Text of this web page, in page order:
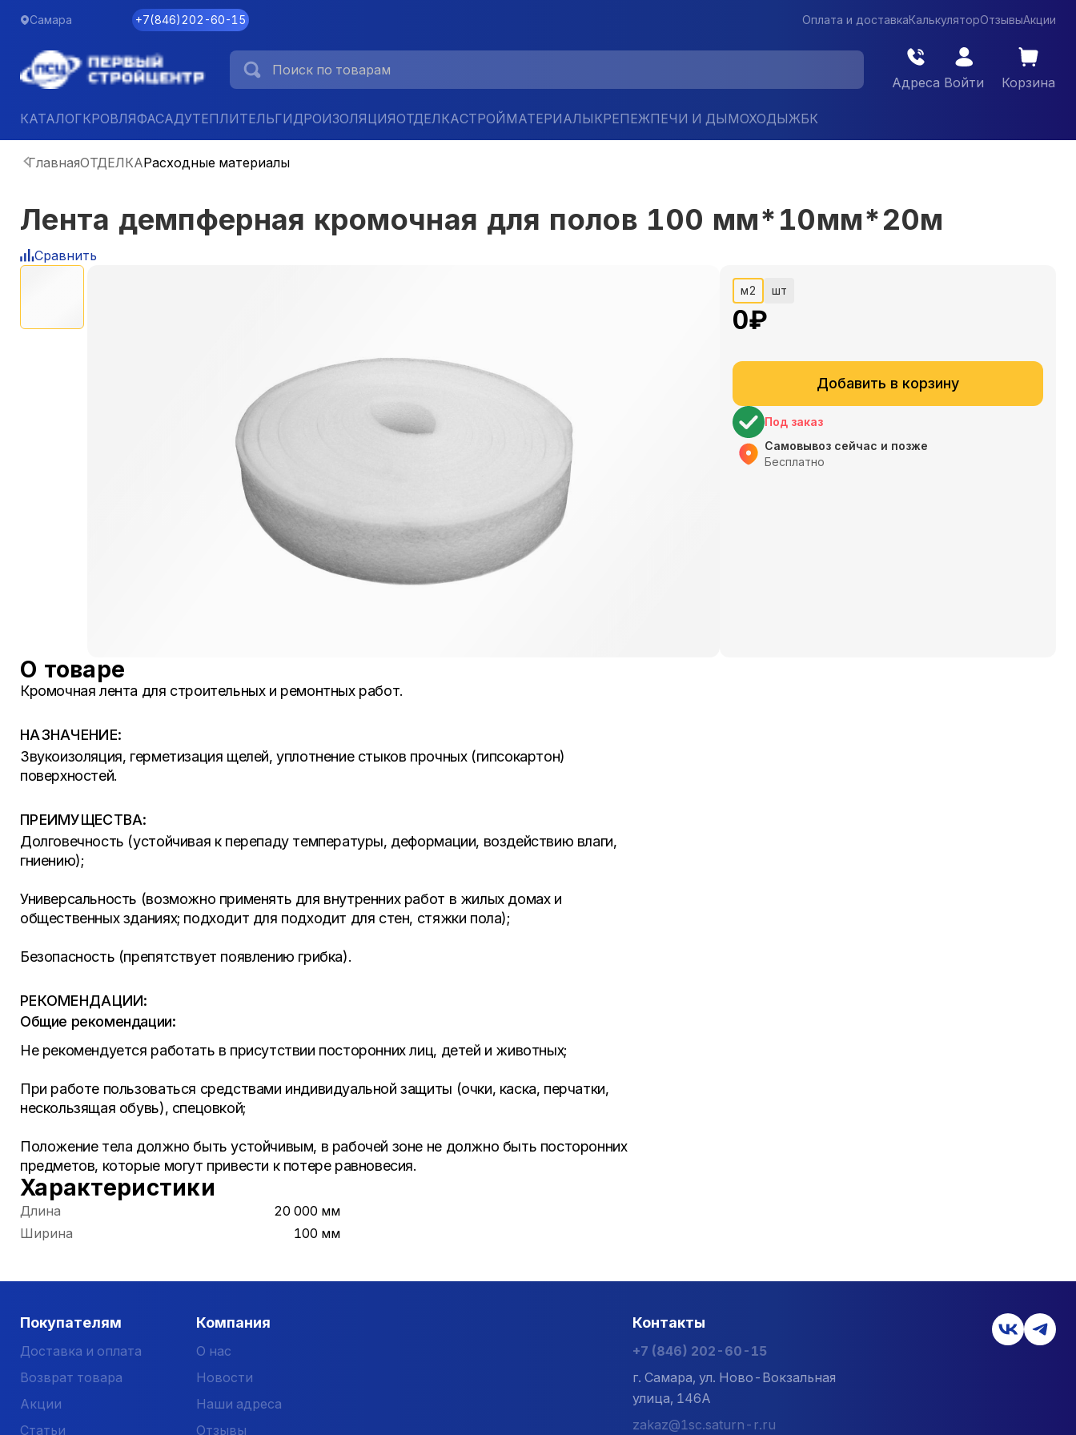
Самара +7(846)202-60-15 Оплата и доставкаКалькуляторОтзывыАкции
Адреса Войти Корзина
КАТАЛОГКРОВЛЯФАСАДУТЕПЛИТЕЛЬГИДРОИЗОЛЯЦИЯОТДЕЛКАСТРОЙМАТЕРИАЛЫКРЕПЕЖПЕЧИ И ДЫМОХОДЫЖБК
ГлавнаяОТДЕЛКАРасходные материалы
Лента демпферная кромочная для полов 100 мм*10мм*20м
Сравнить
м2 шт
0₽
Добавить в корзину
Под заказ
Самовывоз сейчас и позже
Бесплатно
О товаре
Кромочная лента для строительных и ремонтных работ.
НАЗНАЧЕНИЕ:
Звукоизоляция, герметизация щелей, уплотнение стыков прочных (гипсокартон)
поверхностей.
ПРЕИМУЩЕСТВА:
Долговечность (устойчивая к перепаду температуры, деформации, воздействию влаги,
гниению);
Универсальность (возможно применять для внутренних работ в жилых домах и
общественных зданиях; подходит для подходит для стен, стяжки пола);
Безопасность (препятствует появлению грибка).
РЕКОМЕНДАЦИИ:
Общие рекомендации:
Не рекомендуется работать в присутствии посторонних лиц, детей и животных;
При работе пользоваться средствами индивидуальной защиты (очки, каска, перчатки,
нескользящая обувь), спецовкой;
Положение тела должно быть устойчивым, в рабочей зоне не должно быть посторонних
предметов, которые могут привести к потере равновесия.
Характеристики
Длина
20 000 мм
Ширина
100 мм
Покупателям
Доставка и оплата
Возврат товара
Акции
Статьи
Компания
О нас
Новости
Наши адреса
Отзывы
Контакты
+7 (846) 202-60-15
г. Самара, ул. Ново-Вокзальная
улица, 146А
zakaz@1sc.saturn-r.ru